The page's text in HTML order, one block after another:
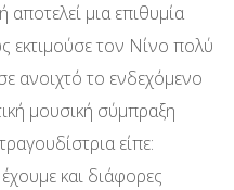
αποτελεί μια επιθυμία
εκτιμούσε τον Νίνο πολύ
ανοιχτό το ενδεχόμενο
μουσική σύμπραξη
είπε:
και διάφορες